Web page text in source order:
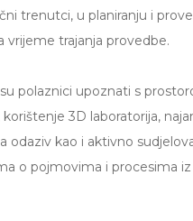
trenutci, u planiranju i
vrijeme trajanja provedbe.
polaznici upoznati s
3D laboratorija,
odaziv kao i aktivno
o pojmovima i procesima iz